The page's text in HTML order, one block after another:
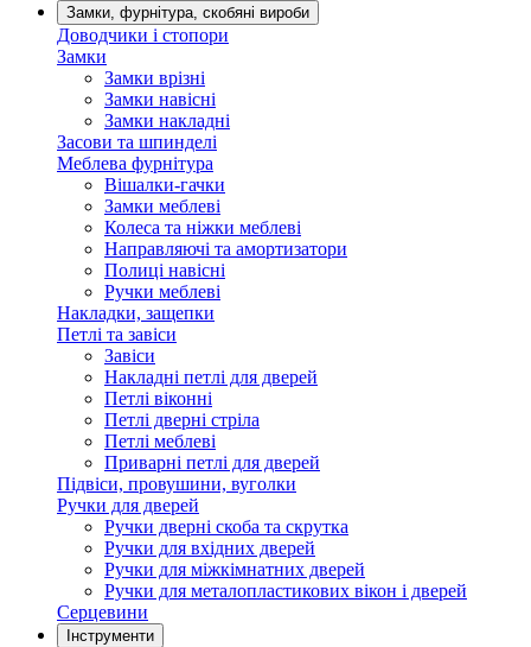
Замки, фурнітура, скобяні вироби
Доводчики і стопори
Замки
Замки врізні
Замки навісні
Замки накладні
Засови та шпинделі
Меблева фурнітура
Вішалки-гачки
Замки меблеві
Колеса та ніжки меблеві
Направляючі та амортизатори
Полиці навісні
Ручки меблеві
Накладки, защепки
Петлі та завіси
Завіси
Накладні петлі для дверей
Петлі віконні
Петлі дверні стріла
Петлі меблеві
Приварні петлі для дверей
Підвіси, провушини, вуголки
Ручки для дверей
Ручки дверні скоба та скрутка
Ручки для вхідних дверей
Ручки для міжкімнатних дверей
Ручки для металопластикових вікон і дверей
Серцевини
Інструменти